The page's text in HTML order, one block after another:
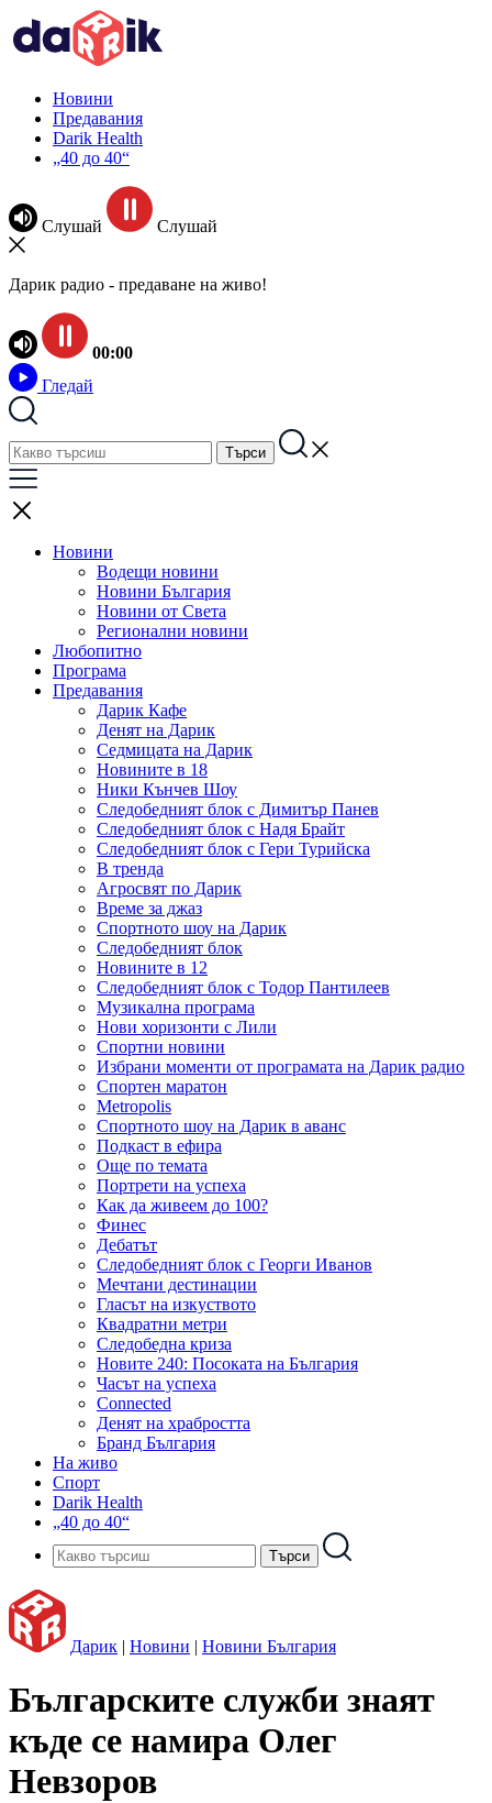
Новини
Предавания
Darik Health
„40 до 40“
Слушай Слушай
Дарик радио - предаване на живо!
00:00
Гледай
Новини
Водещи новини
Новини България
Новини от Света
Регионални новини
Любопитно
Програма
Предавания
Дарик Кафе
Денят на Дарик
Седмицата на Дарик
Новините в 18
Ники Кънчев Шоу
Следобедният блок с Димитър Панев
Следобедният блок с Надя Брайт
Следобедният блок с Гери Турийска
В тренда
Агросвят по Дарик
Време за джаз
Спортното шоу на Дарик
Следобедният блок
Новините в 12
Следобедният блок с Тодор Пантилеев
Музикална програма
Нови хоризонти с Лили
Спортни новини
Избрани моменти от програмата на Дарик радио
Спортен маратон
Metropolis
Спортното шоу на Дарик в аванс
Подкаст в ефира
Още по темата
Портрети на успеха
Как да живеем до 100?
Финес
Дебатът
Следобедният блок с Георги Иванов
Мечтани дестинации
Гласът на изкуството
Квадратни метри
Следобедна криза
Новите 240: Посоката на България
Часът на успеха
Connected
Денят на храбростта
Бранд България
На живо
Спорт
Darik Health
„40 до 40“
Дарик | Новини | Новини България
Българските служби знаят
къде се намира Олег
Невзоров